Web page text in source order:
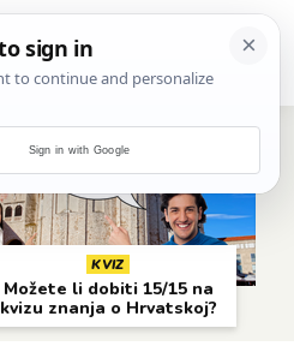
KVIZ
Možete li dobiti 15/15 na
kvizu znanja o Hrvatskoj?
Sign in with Google